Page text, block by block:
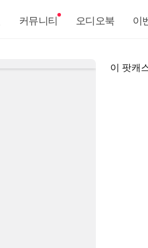
커뮤니티 오디오북 이
이 팟캐